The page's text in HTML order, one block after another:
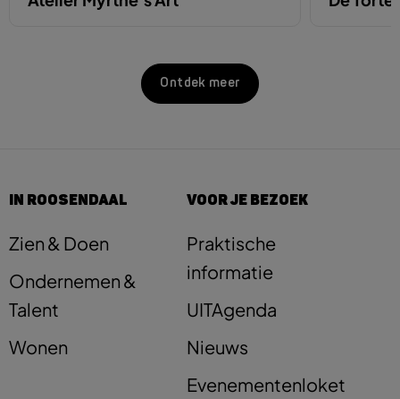
Ontdek meer
IN ROOSENDAAL
Zien & Doen
Ondernemen &
Talent
Wonen
VOOR JE BEZOEK
Praktische
informatie
UITAgenda
Nieuws
Evenementenloket